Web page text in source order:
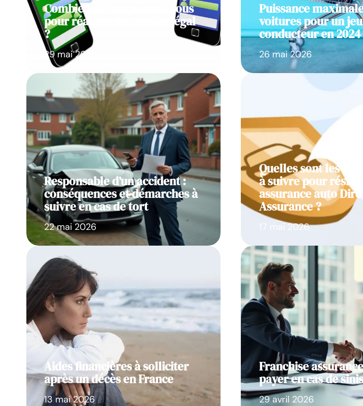
Combien de temps avez-vous
pour réaliser un constat légal
?
29 mai 2026
Puissance
voitures pour un
conducteur en 2024
26 mai 2026
Responsable d’un accident :
conséquences et démarches à
suivre en cas de tort
22 mai 2026
Quelles sont les
à suivre pour résilier
assurance auto Direct
Assurance ?
17 mai 2026
Aides financières à solliciter
après un décès en France
13 mai 2026
Franchise
payer en cas de
29 avril 2026